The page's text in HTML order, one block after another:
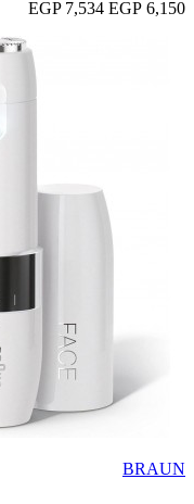
6,150 EGP
7,534 EGP
BRAUN